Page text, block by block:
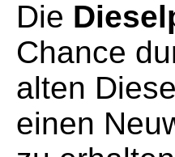
Die
Chance
alten
einen